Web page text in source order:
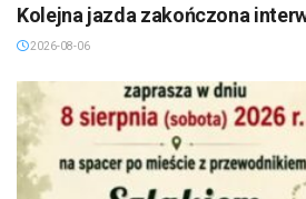
Kolejna jazda zakończona
2026-08-06